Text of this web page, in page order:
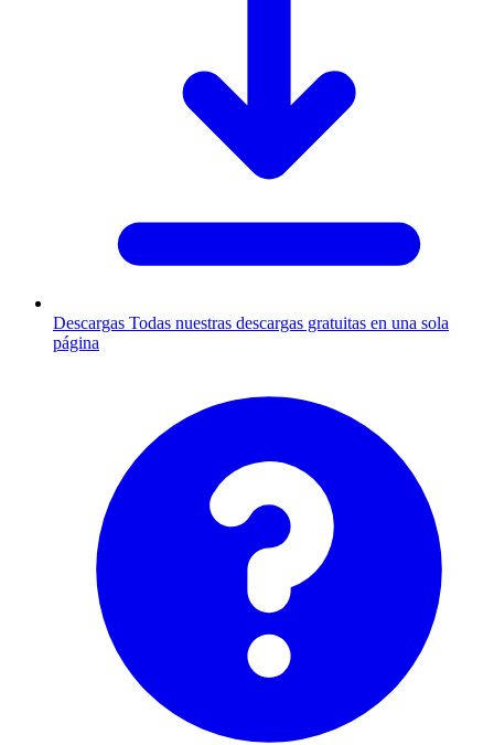
Descargas Todas nuestras descargas gratuitas en una sola
página